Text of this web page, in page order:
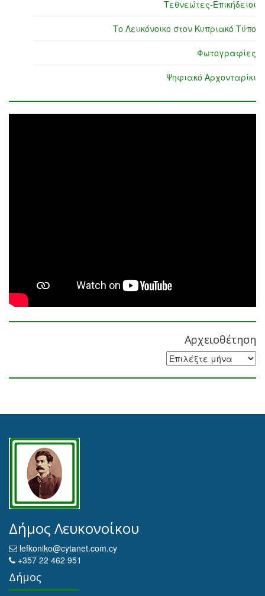
Τεθνεώτες-Επικήδειοι
Το Λευκόνοικο στον Κυπριακό Τύπο
Φωτογραφίες
Ψηφιακό Αρχονταρίκι
Αρχειοθέτηση
Αρχειοθέτηση
Δήμος Λευκονοίκου
lefkoniko@cytanet.com.cy
+357 22 462 951
Δήμος